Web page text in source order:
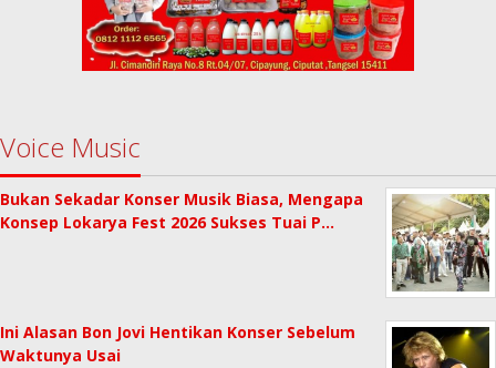
Voice Music
Bukan Sekadar Konser Musik Biasa, Mengapa
Konsep Lokarya Fest 2026 Sukses Tuai P…
Ini Alasan Bon Jovi Hentikan Konser Sebelum
Waktunya Usai